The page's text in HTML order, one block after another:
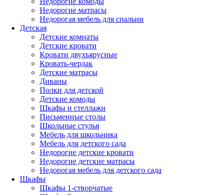
Недорогие матрасы
Недорогая мебель для спальни
Детская
Детские комнаты
Детские кровати
Кровати двухъярусные
Кровать-чердак
Детские матрасы
Диваны
Полки для детской
Детские комоды
Шкафы и стеллажи
Письменные столы
Школьные стулья
Мебель для школьника
Мебель для детского сада
Недорогие детские кровати
Недорогие детские матрасы
Недорогая мебель для детского сада
Шкафы
Шкафы 1-створчатые